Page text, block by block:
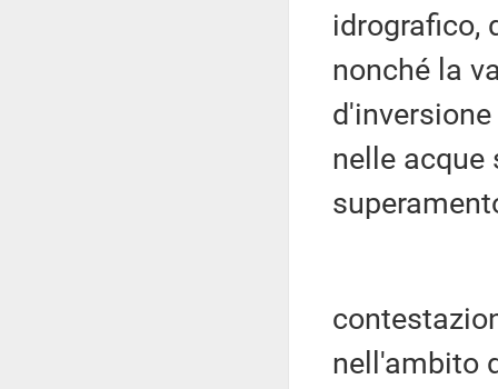
idrografico,
nonché la
nelle acque
nell'ambito